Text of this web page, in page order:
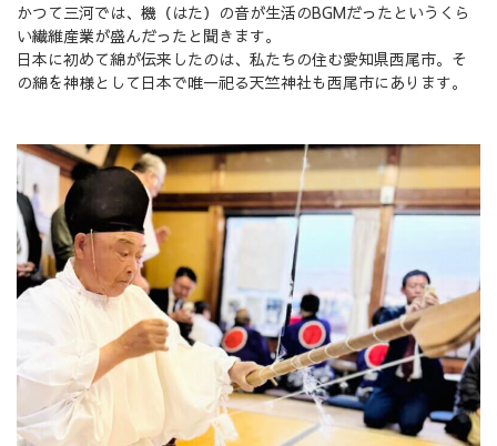
かつて三河では、機（はた）の音が生活のBGMだったというくら
い繊維産業が盛んだったと聞きます。
日本に初めて綿が伝来したのは、私たちの住む愛知県西尾市。そ
の綿を神様として日本で唯一祀る天竺神社も西尾市にあります。